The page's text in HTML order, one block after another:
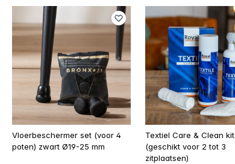
Vloerbeschermer set (voor 4
poten) zwart Ø19-25 mm
Textiel Care & Clean kit
(geschikt voor 2 tot 3
zitplaatsen)